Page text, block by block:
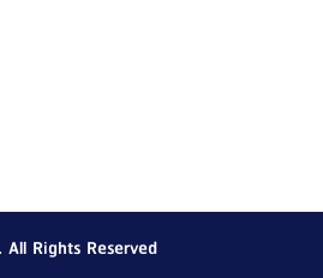
Rights Reserved